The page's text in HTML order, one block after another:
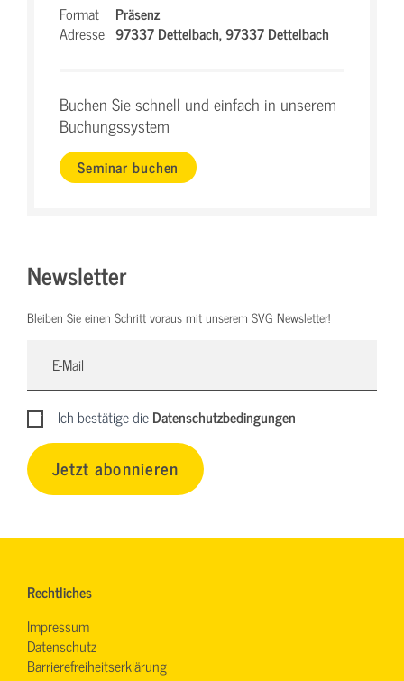
Format
Präsenz
Adresse 97337 Dettelbach,97337 Dettelbach
Buchen Sie schnell und einfach in unserem
Buchungssystem
Seminar buchen
Newsletter
Bleiben Sie einen Schritt voraus mit unserem SVG Newsletter!
Ich bestätige dieDatenschutzbedingungen
Jetzt abonnieren
Rechtliches
Impressum
Datenschutz
Barrierefreiheitserklärung